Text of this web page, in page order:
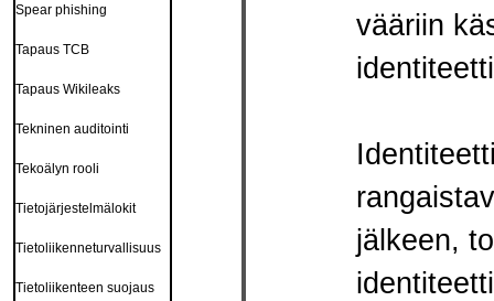
Spear phishing
Tapaus TCB
Tapaus Wikileaks
Tekninen auditointi
Tekoälyn rooli
Tietojärjestelmälokit
Tietoliikenneturvallisuus
Tietoliikenteen suojaus
vääriin
jälkeen,